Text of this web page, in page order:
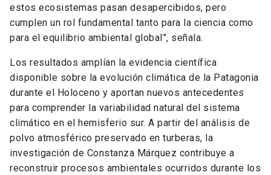
estos ecosistemas pasan desapercibidos, pero
cumplen un rol fundamental tanto para la ciencia como
para el equilibrio ambiental global”, señala.
Los resultados amplían la evidencia científica
disponible sobre la evolución climática de la Patagonia
durante el Holoceno y aportan nuevos antecedentes
para comprender la variabilidad natural del sistema
climático en el hemisferio sur. A partir del análisis de
polvo atmosférico preservado en turberas, la
investigación de Constanza Márquez contribuye a
reconstruir procesos ambientales ocurridos durante los